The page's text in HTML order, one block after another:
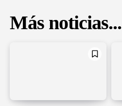
Más noticias...